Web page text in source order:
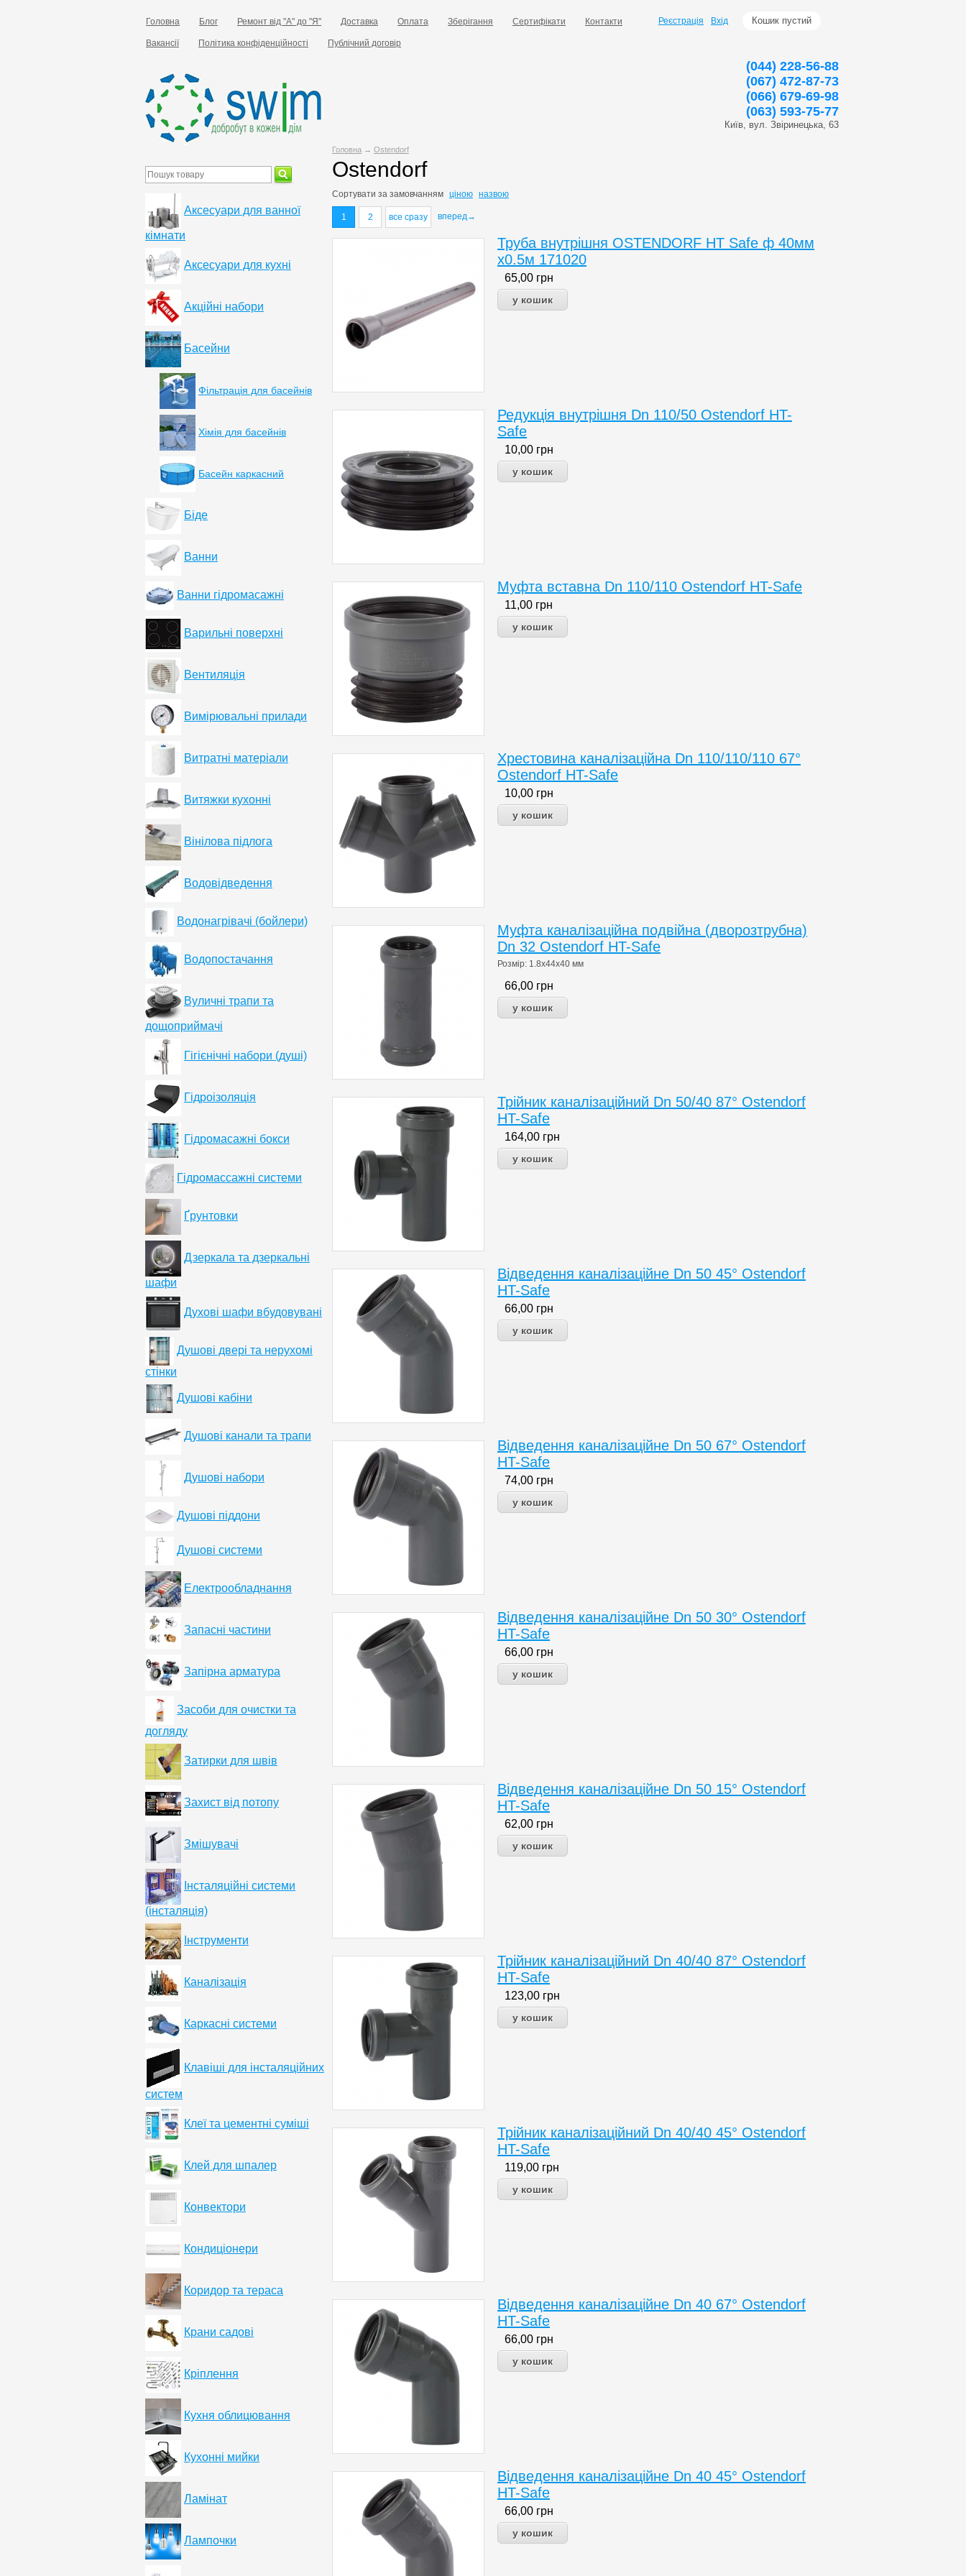
Головна Блог Ремонт від "А" до "Я" Доставка Оплата Зберігання Сертифікати Контакти
Вакансії Політика конфіденційності Публічний договір
Кошик пустий
Реєстрація Вхід
(044) 228-56-88
(067) 472-87-73
(066) 679-69-98
(063) 593-75-77
Київ, вул. Звіринецька, 63
Головна → Ostendorf
Ostendorf
Сортувати за замовчанням ціною назвою
1 2 все сразу вперед→
Труба внутрішня OSTENDORF HT Safe ф 40мм
х0.5м 171020
65,00 грн
Редукція внутрішня Dn 110/50 Ostendorf HT-
Safe
10,00 грн
Муфта вставна Dn 110/110 Ostendorf HT-Safe
11,00 грн
Хрестовина каналізаційна Dn 110/110/110 67°
Ostendorf HT-Safe
10,00 грн
Муфта каналізаційна подвійна (дворозтрубна)
Dn 32 Ostendorf HT-Safe
Розмір: 1.8х44х40 мм
66,00 грн
Трійник каналізаційний Dn 50/40 87° Ostendorf
HT-Safe
164,00 грн
Відведення каналізаційне Dn 50 45° Ostendorf
HT-Safe
66,00 грн
Відведення каналізаційне Dn 50 67° Ostendorf
HT-Safe
74,00 грн
Відведення каналізаційне Dn 50 30° Ostendorf
HT-Safe
66,00 грн
Відведення каналізаційне Dn 50 15° Ostendorf
HT-Safe
62,00 грн
Трійник каналізаційний Dn 40/40 87° Ostendorf
HT-Safe
123,00 грн
Трійник каналізаційний Dn 40/40 45° Ostendorf
HT-Safe
119,00 грн
Відведення каналізаційне Dn 40 67° Ostendorf
HT-Safe
66,00 грн
Відведення каналізаційне Dn 40 45° Ostendorf
HT-Safe
66,00 грн
Аксесуари для ванної
кімнати
Аксесуари для кухні
Акційні набори
Басейни
Фільтрація для басейнів
Хімія для басейнів
Басейн каркасний
Біде
Ванни
Ванни гідромасажні
Варильні поверхні
Вентиляція
Вимірювальні прилади
Витратні матеріали
Витяжки кухонні
Вінілова підлога
Водовідведення
Водонагрівачі (бойлери)
Водопостачання
Вуличні трапи та
дощоприймачі
Гігієнічні набори (душі)
Гідроізоляція
Гідромасажні бокси
Гідромассажні системи
Ґрунтовки
Дзеркала та дзеркальні
шафи
Духові шафи вбудовувані
Душові двері та нерухомі
стінки
Душові кабіни
Душові канали та трапи
Душові набори
Душові піддони
Душові системи
Електрообладнання
Запасні частини
Запірна арматура
Засоби для очистки та
догляду
Затирки для швів
Захист від потопу
Змішувачі
Інсталяційні системи
(інсталяція)
Інструменти
Каналізація
Каркасні системи
Клавіші для інсталяційних
систем
Клеї та цементні суміші
Клей для шпалер
Конвектори
Кондиціонери
Коридор та тераса
Крани садові
Кріплення
Кухня облицювання
Кухонні мийки
Ламінат
Лампочки